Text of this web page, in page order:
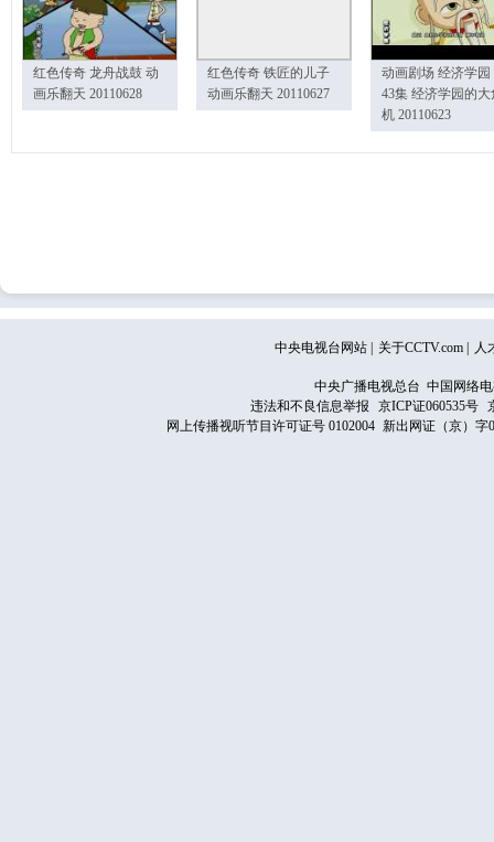
红色传奇 龙舟战鼓 动
画乐翻天 20110628
红色传奇 铁匠的儿子
动画乐翻天 20110627
动画剧场 经济学园
43集 经济学园的大
机 20110623
中央电视台网站 关于CCTV.com 人
中央广播电视总台 中国网络
违法和不良信息举报
京ICP证060535号
网上传播视听节目许可证号 0102004 新出网证（京）